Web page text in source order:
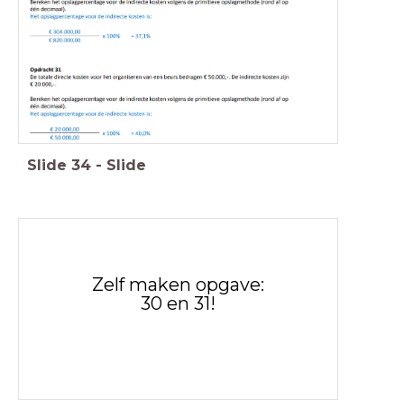
Slide 34 - Slide
Zelf maken opgave:
30 en 31!